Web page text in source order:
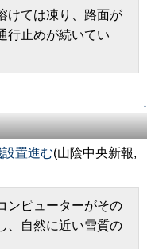
けては凍り、路面が
行止めが続いてい
↑
置進む(山陰中央新報,
ンピューターがその
、自然に近い雪質の